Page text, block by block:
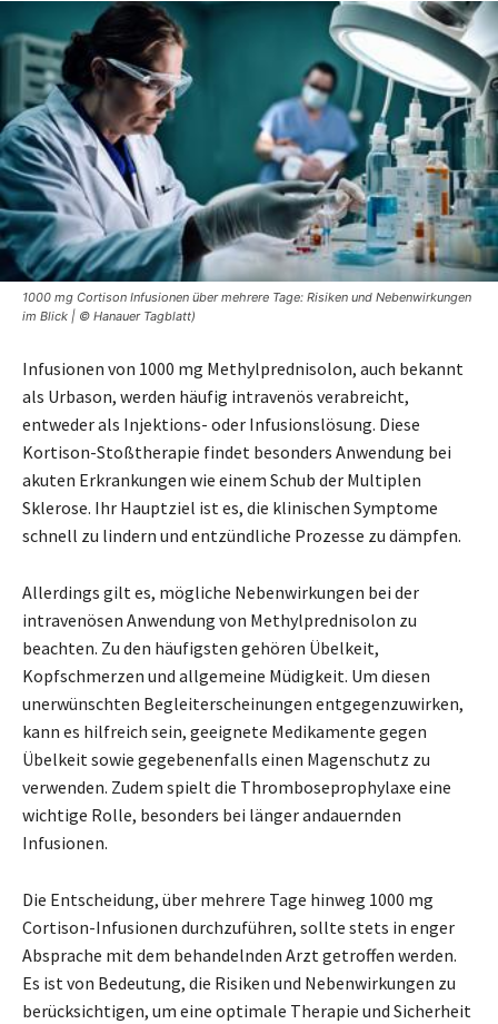
1000 mg Cortison Infusionen über mehrere Tage: Risiken und Nebenwirkungen
im Blick | © Hanauer Tagblatt)
Infusionen von 1000 mg Methylprednisolon, auch bekannt
als Urbason, werden häufig intravenös verabreicht,
entweder als Injektions- oder Infusionslösung. Diese
Kortison-Stoßtherapie findet besonders Anwendung bei
akuten Erkrankungen wie einem Schub der Multiplen
Sklerose. Ihr Hauptziel ist es, die klinischen Symptome
schnell zu lindern und entzündliche Prozesse zu dämpfen.
Allerdings gilt es, mögliche Nebenwirkungen bei der
intravenösen Anwendung von Methylprednisolon zu
beachten. Zu den häufigsten gehören Übelkeit,
Kopfschmerzen und allgemeine Müdigkeit. Um diesen
unerwünschten Begleiterscheinungen entgegenzuwirken,
kann es hilfreich sein, geeignete Medikamente gegen
Übelkeit sowie gegebenenfalls einen Magenschutz zu
verwenden. Zudem spielt die Thromboseprophylaxe eine
wichtige Rolle, besonders bei länger andauernden
Infusionen.
Die Entscheidung, über mehrere Tage hinweg 1000 mg
Cortison-Infusionen durchzuführen, sollte stets in enger
Absprache mit dem behandelnden Arzt getroffen werden.
Es ist von Bedeutung, die Risiken und Nebenwirkungen zu
berücksichtigen, um eine optimale Therapie und Sicherheit